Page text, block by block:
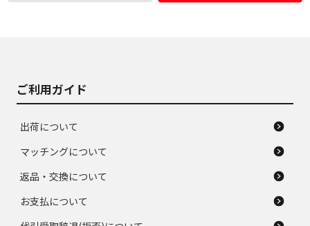
ご利用ガイド
出荷について
マッチングについて
返品・交換について
お支払について